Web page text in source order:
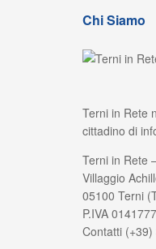
Chi Siamo
Terni in Rete
cittadino di
Terni in Rete
Villaggio
05100 Terni
P.IVA
Contatti